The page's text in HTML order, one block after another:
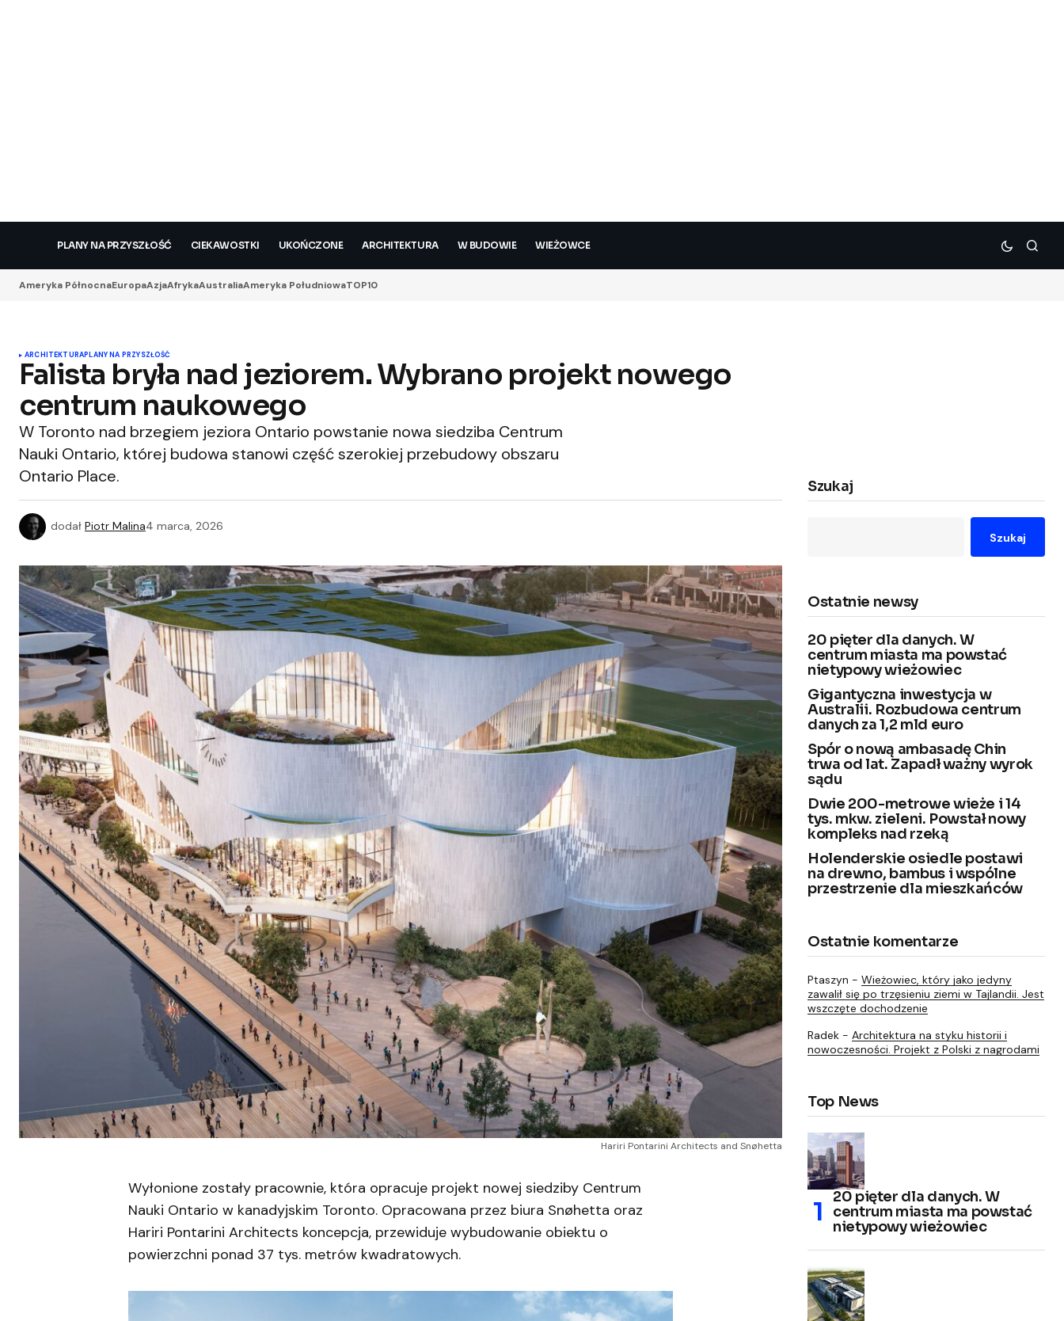
PLANY NA PRZYSZŁOŚĆ CIEKAWOSTKI UKOŃCZONE ARCHITEKTURA W BUDOWIE WIEŻOWCE
Ameryka PółnocnaEuropaAzjaAfrykaAustraliaAmeryka PołudniowaTOP10
ARCHITEKTURAPLANY NA PRZYSZŁOŚĆ
Falista bryła nad jeziorem. Wybrano projekt nowego
centrum naukowego
W Toronto nad brzegiem jeziora Ontario powstanie nowa siedziba Centrum
Nauki Ontario, której budowa stanowi część szerokiej przebudowy obszaru
Ontario Place.
dodał Piotr Malina4 marca, 2026
Hariri Pontarini Architects and Snøhetta
Wyłonione zostały pracownie, która opracuje projekt nowej siedziby Centrum
Nauki Ontario w kanadyjskim Toronto. Opracowana przez biura Snøhetta oraz
Hariri Pontarini Architects koncepcja, przewiduje wybudowanie obiektu o
powierzchni ponad 37 tys. metrów kwadratowych.
Szukaj
Szukaj
Ostatnie newsy
20 pięter dla danych. W
centrum miasta ma powstać
nietypowy wieżowiec
Gigantyczna inwestycja w
Australii. Rozbudowa centrum
danych za 1,2 mld euro
Spór o nową ambasadę Chin
trwa od lat. Zapadł ważny wyrok
sądu
Dwie 200-metrowe wieże i 14
tys. mkw. zieleni. Powstał nowy
kompleks nad rzeką
Holenderskie osiedle postawi
na drewno, bambus i wspólne
przestrzenie dla mieszkańców
Ostatnie komentarze
Ptaszyn - Wieżowiec, który jako jedyny
zawalił się po trzęsieniu ziemi w Tajlandii. Jest
wszczęte dochodzenie
Radek - Architektura na styku historii i
nowoczesności. Projekt z Polski z nagrodami
Top News
20 pięter dla danych. W
centrum miasta ma powstać
nietypowy wieżowiec